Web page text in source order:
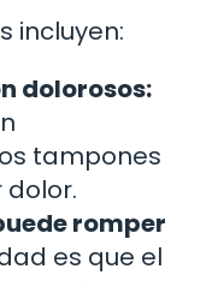
incluyen:
dolorosos:
tampones
dolor.
romper
es que el